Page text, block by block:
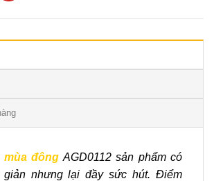
đông AGD0112 sản phẩm có
giản nhưng lại đầy sức hút. Điểm